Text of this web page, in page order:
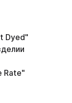
Dyed"
Rate"